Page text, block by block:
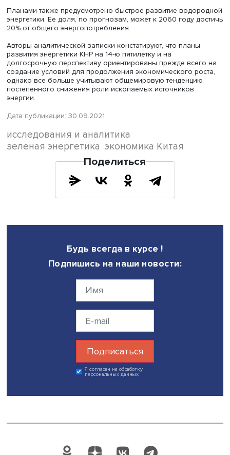
20%. Отмечается необходимость провести
трансформацию, направленную на рост генерации с
использованием ВИЭ.
«Увеличение генерации солнечной энергии становится
возможным прежде всего благодаря развитию в КНР
технологий производства ключевых элементов для ее
выработки».
В результате цены на многие из них снизились на 25-
созданы условия для быстрого роста генерации.
потреблением может быть достигнута через интеграцию
проектов солнечных панелей в промышленных парках,
эксперты полагают, что длинные цепочки поставок для
производства солнечных панелей в условиях быстро
меняющейся политической обстановки могут стать
существенным препятствием для отрасли. Кроме того,
ветровой энергии, поскольку ветровая генерация
безопасна и экологична. Ключевой ее объем связан с
морской электроэнергетикой и обеспечивается в
суше в прибрежных регионах невелики, из-за чего
повышается значение ветроэнергетических установок,
быстрого строительства остается нехватка
запчастей для монтажа конструкций, что связано со
Планами также предусмотрено быстрое развитие
энергетики. Ее доля, по прогнозам, может к 2060 году
20% от общего энергопотребления.
Авторы аналитической записки констатируют, что планы
создание условий для продолжения экономического
постепенного снижения роли ископаемых источников